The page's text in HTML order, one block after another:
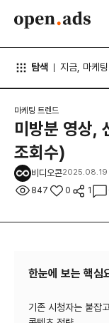
탐색 지금, 마케팅
마케팅 트렌드
미방분 영상,
조회수)
비디오콘
847 0 1
한눈에 보는 핵심
기존 시청자는 붙잡